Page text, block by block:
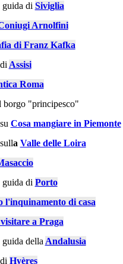
guida di Siviglia
Arnolfini
di Franz Kafka
Assisi
Roma
borgo "principesco"
Cosa mangiare in Piemonte
a Valle delle Loira
guida di Porto
l'inquinamento di casa
a Praga
della Andalusia
Hyères